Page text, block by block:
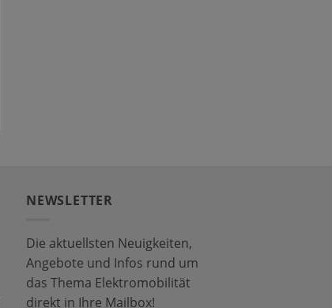
NEWSLETTER
Die aktuellsten Neuigkeiten,
Angebote und Infos rund um
das Thema Elektromobilität
direkt in Ihre Mailbox!